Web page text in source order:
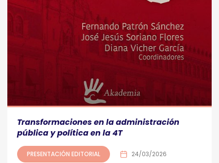
Transformaciones en la administración
pública y política en la 4T
PRESENTACIÓN EDITORIAL 24/03/2026